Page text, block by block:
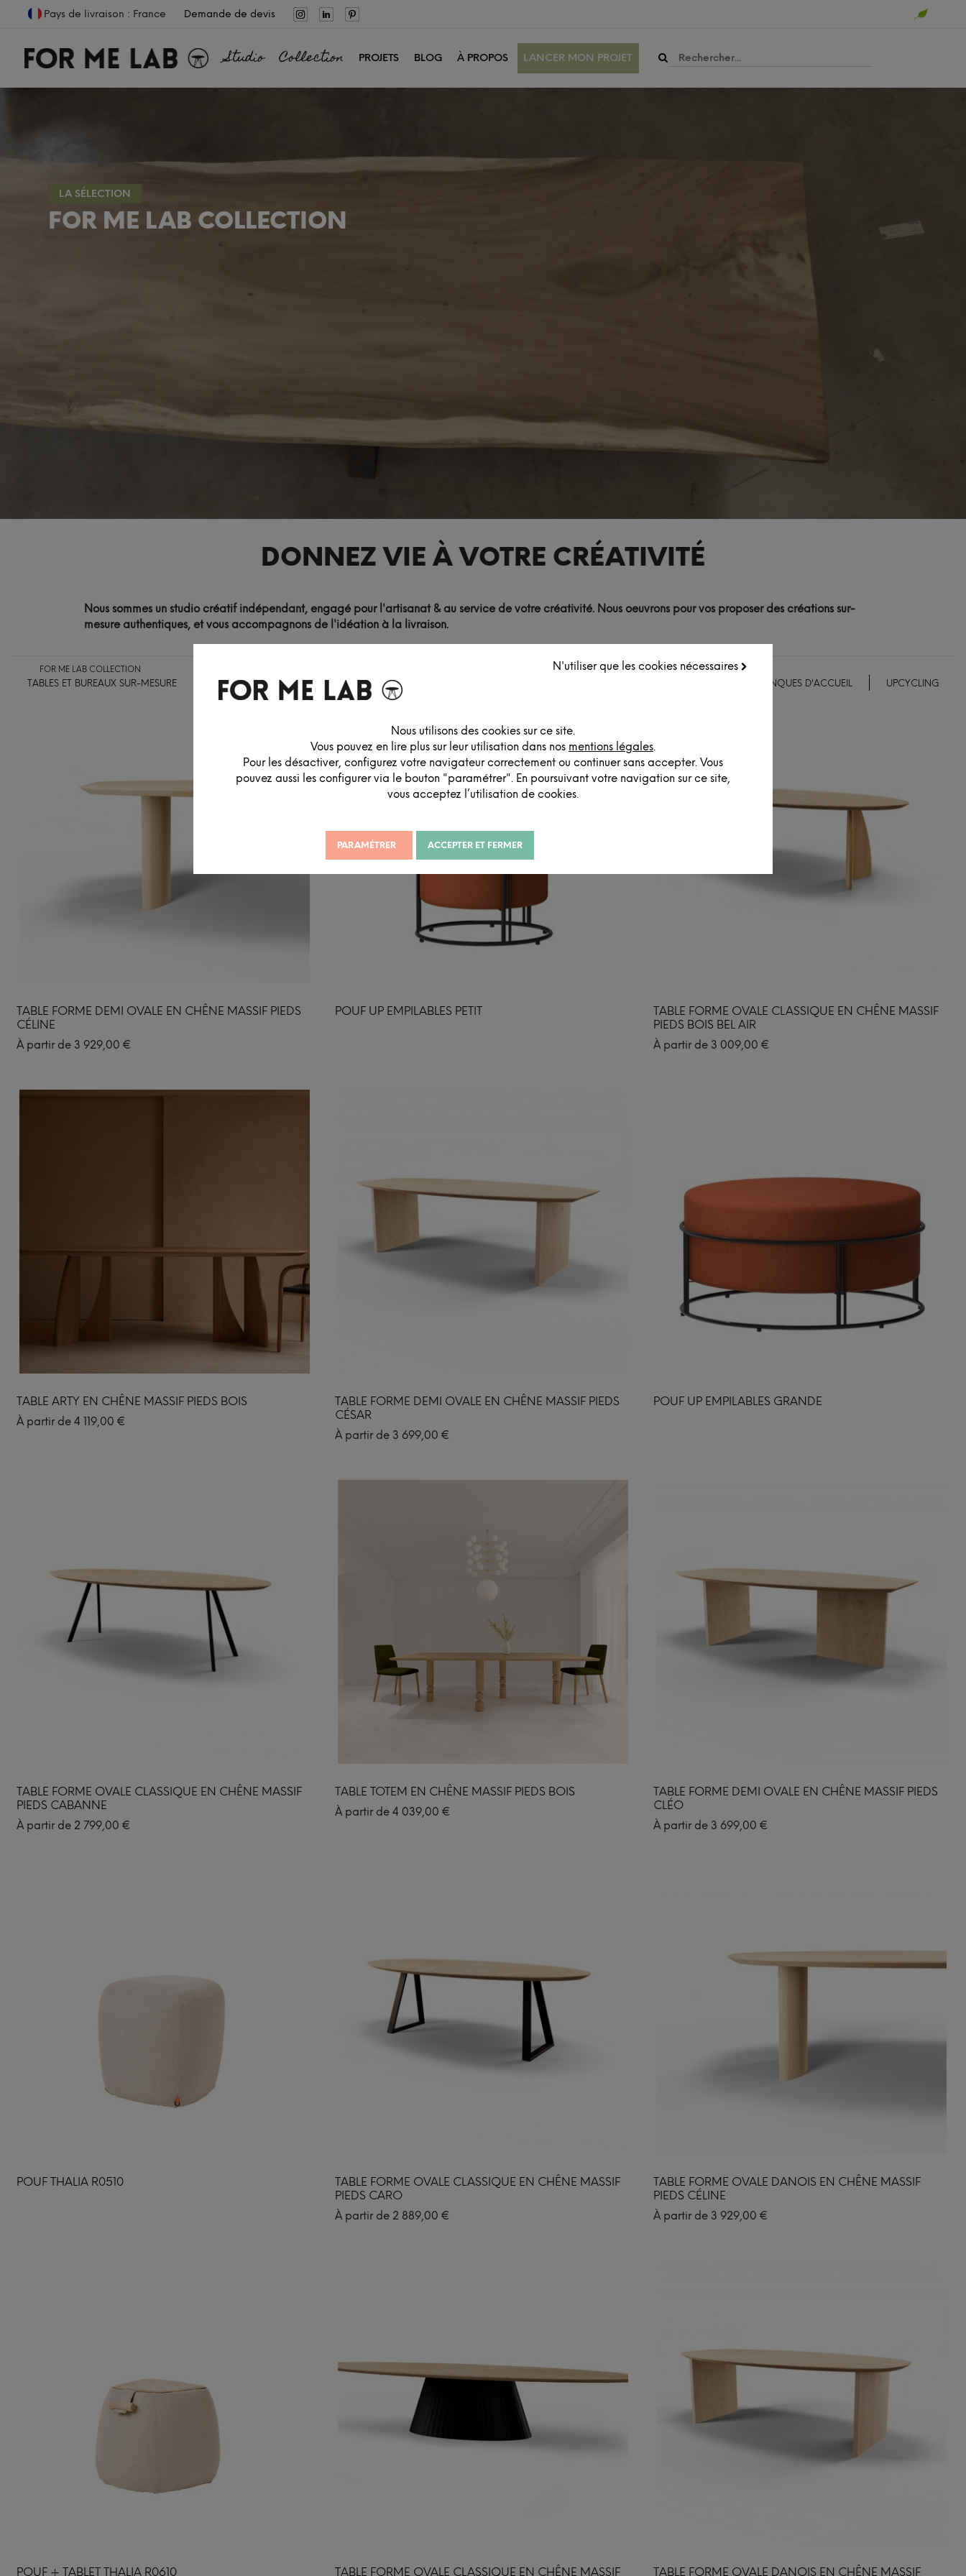
N'utiliser que les cookies nécessaires
Nous utilisons des cookies sur ce site.
Vous pouvez en lire plus sur leur utilisation dans nos mentions légales.
Pour les désactiver, configurez votre navigateur correctement ou continuer sans accepter. Vous
pouvez aussi les configurer via le bouton "paramétrer". En poursuivant votre navigation sur ce site,
vous acceptez l’utilisation de cookies.
PARAMÉTRER ACCEPTER ET FERMER
Pays de livraison : France Demande de devis
Studio Collection PROJETS BLOG À PROPOS LANCER MON PROJET
LA SÉLECTION
FOR ME LAB COLLECTION
DONNEZ VIE À VOTRE CRÉATIVITÉ
Nous sommes un studio créatif indépendant, engagé pour l'artisanat & au service de votre créativité. Nous oeuvrons pour vos proposer des créations sur-
mesure authentiques, et vous accompagnons de l'idéation à la livraison.
FOR ME LAB COLLECTION
TABLES ET BUREAUX SUR-MESURE ASSISES LUMINAIRES SIGNALÉTIQUE BANQUES D'ACCUEIL UPCYCLING
TABLE FORME DEMI OVALE EN CHÊNE MASSIF PIEDS
CÉLINE
À partir de 3 929,00 €
POUF UP EMPILABLES PETIT
TABLE FORME OVALE CLASSIQUE EN CHÊNE MASSIF
PIEDS BOIS BEL AIR
À partir de 3 009,00 €
TABLE ARTY EN CHÊNE MASSIF PIEDS BOIS
À partir de 4 119,00 €
TABLE FORME DEMI OVALE EN CHÊNE MASSIF PIEDS
CÉSAR
À partir de 3 699,00 €
POUF UP EMPILABLES GRANDE
TABLE FORME OVALE CLASSIQUE EN CHÊNE MASSIF
PIEDS CABANNE
À partir de 2 799,00 €
TABLE TOTEM EN CHÊNE MASSIF PIEDS BOIS
À partir de 4 039,00 €
TABLE FORME DEMI OVALE EN CHÊNE MASSIF PIEDS
CLÉO
À partir de 3 699,00 €
POUF THALIA R0510
TABLE FORME OVALE CLASSIQUE EN CHÊNE MASSIF
PIEDS CARO
À partir de 2 889,00 €
TABLE FORME OVALE DANOIS EN CHÊNE MASSIF
PIEDS CÉLINE
À partir de 3 929,00 €
POUF + TABLET THALIA R0610 TABLE FORME OVALE CLASSIQUE EN CHÊNE MASSIF TABLE FORME OVALE DANOIS EN CHÊNE MASSIF